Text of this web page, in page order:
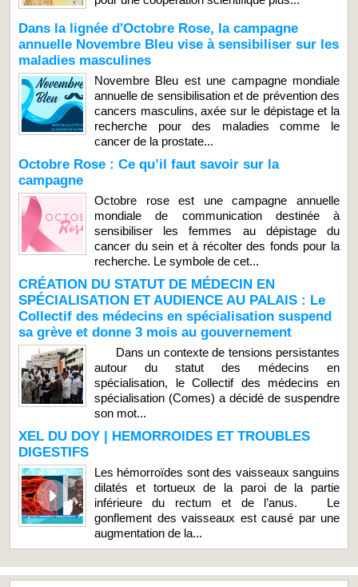
Dans la lignée d'Octobre Rose, la campagne
annuelle Novembre Bleu vise à sensibiliser sur les
maladies masculines
Novembre Bleu est une campagne mondiale
annuelle de sensibilisation et de prévention des
cancers masculins, axée sur le dépistage et la
recherche pour des maladies comme le
cancer de la prostate...
Octobre Rose : Ce qu’il faut savoir sur la
campagne
Octobre rose est une campagne annuelle
mondiale de communication destinée à
sensibiliser les femmes au dépistage du
cancer du sein et à récolter des fonds pour la
recherche. Le symbole de cet...
CRÉATION DU STATUT DE MÉDECIN EN
SPÉCIALISATION ET AUDIENCE AU PALAIS : Le
Collectif des médecins en spécialisation suspend
sa grève et donne 3 mois au gouvernement
Dans un contexte de tensions persistantes
autour du statut des médecins en
spécialisation, le Collectif des médecins en
spécialisation (Comes) a décidé de suspendre
son mot...
XEL DU DOY | HEMORROIDES ET TROUBLES
DIGESTIFS
Les hémorroïdes sont des vaisseaux sanguins
dilatés et tortueux de la paroi de la partie
inférieure du rectum et de l’anus. Le
gonflement des vaisseaux est causé par une
augmentation de la...